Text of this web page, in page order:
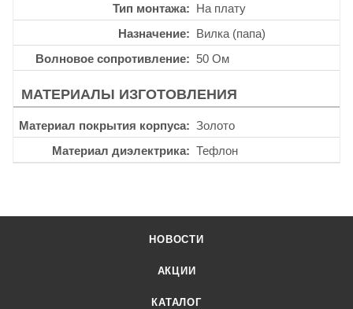
Тип монтажа
На плату
Назначение
Вилка (папа)
Волновое сопротивление
50 Ом
МАТЕРИАЛЫ ИЗГОТОВЛЕНИЯ
Материал покрытия корпуса
Золото
Материал диэлектрика
Тефлон
НОВОСТИ
АКЦИИ
КАТАЛОГ